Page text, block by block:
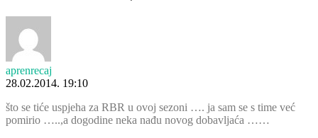
aprenrecaj
28.02.2014. 19:10
što se tiće uspjeha za RBR u ovoj sezoni …. ja sam se s time već
pomirio …..,a dogodine neka nađu novog dobavljaća ……